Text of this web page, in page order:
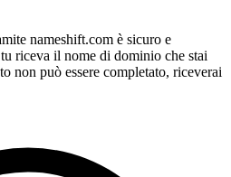
nameshift.com è sicuro e
riceva il nome di dominio che stai
non può essere completato, riceverai